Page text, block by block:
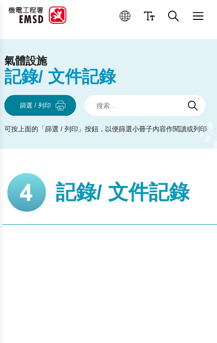
氣體設施
記錄/ 文件記錄
篩選 / 列印
搜索
搜索
搜索
可按上面的「篩選 / 列印」按鈕，以便篩選小冊子內容作閱讀或列印
記錄/ 文件記錄